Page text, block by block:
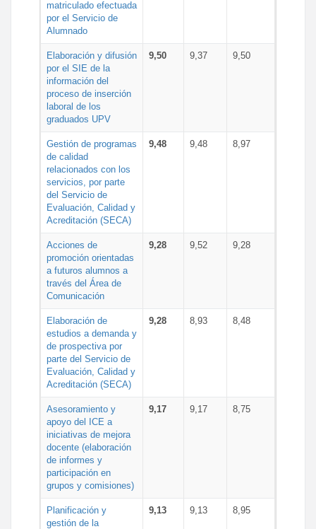
matriculado efectuada
por el Servicio de
Alumnado
Elaboración y difusión
por el SIE de la
información del
proceso de inserción
laboral de los
graduados UPV
9,50 9,37 9,50
Gestión de programas
de calidad
relacionados con los
servicios, por parte
del Servicio de
Evaluación, Calidad y
Acreditación (SECA)
9,48 9,48 8,97
Acciones de
promoción orientadas
a futuros alumnos a
través del Área de
Comunicación
9,28 9,52 9,28
Elaboración de
estudios a demanda y
de prospectiva por
parte del Servicio de
Evaluación, Calidad y
Acreditación (SECA)
9,28 8,93 8,48
Asesoramiento y
apoyo del ICE a
iniciativas de mejora
docente (elaboración
de informes y
participación en
grupos y comisiones)
9,17 9,17 8,75
Planificación y
gestión de la
9,13 9,13 8,95